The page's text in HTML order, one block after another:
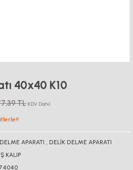
40x40 K10
TL KDV Dahil
APARATI , DELİK DELME APARATI
KALIP